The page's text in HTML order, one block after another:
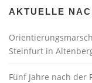
AKTUELLE
Steinfurt in
Fünf Jahre nach der